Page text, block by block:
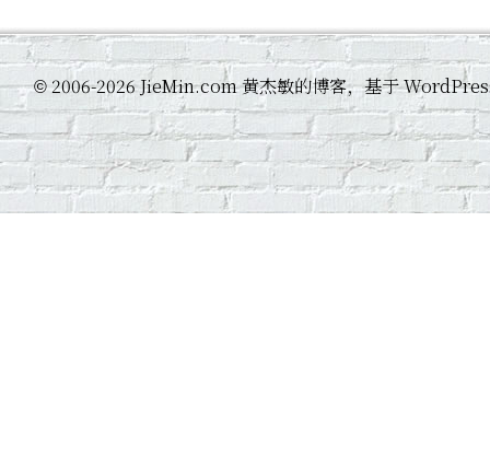
©2006-2026 JieMin.com 黄杰敏的博客，基于